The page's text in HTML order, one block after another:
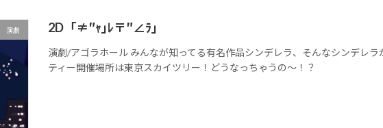
演劇 2D「≠″ｬ｣ﾚ〒″∠ﾗ」
演劇/アゴラホール みんなが知ってる有名作品シンデレラ、そんなシンデレ
ティー開催場所は東京スカイツリー！どうなっちゃうの〜！？